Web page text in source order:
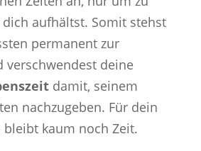
aufhältst. Somit stehst
permanent zur
verschwendest deine
damit, seinem
nachzugeben. Für dein
bleibt kaum noch Zeit.